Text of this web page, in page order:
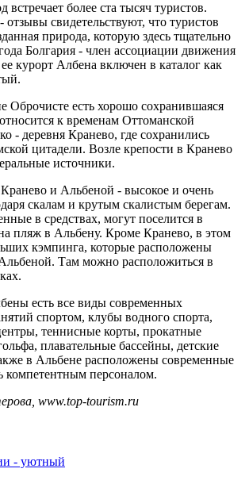
более ста тысяч туристов.
свидетельствуют, что туристов
природа, которую здесь тщательно
Болгария - член ассоциации движения
курорт Албена включен в каталог как
Оброчисте есть хорошо сохранившаяся
к временам Оттоманской
- деревня Кранево, где сохранились
цитадели. Возле крепости в Кранево
источники.
и Альбеной - высокое и очень
скалам и крутым скалистым берегам.
в средствах, могут поселится в
пляж в Альбену. Кроме Кранево, в этом
кэмпинга, которые расположены
Там можно расположиться в
есть все виды современных
спортом, клубы водного спорта,
теннисные корты, прокатные
плавательные бассейны, детские
в Альбене расположены современные
компетентным персоналом.
www.top-tourism.ru
- уютный